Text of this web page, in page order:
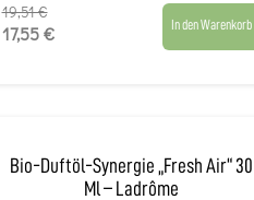
19,51 €
17,55 € In den Warenkorb
Bio-Duftöl-Synergie „Fresh Air“ 30
Ml – Ladrôme